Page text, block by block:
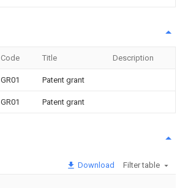
Code Title Description
GR01 Patent grant
GR01 Patent grant
Download Filter table